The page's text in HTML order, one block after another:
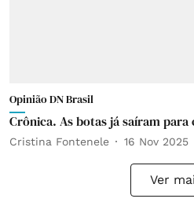
Opinião DN Brasil
Crônica. As botas já saíram para
Cristina Fontenele 16 Nov 2025
Ver